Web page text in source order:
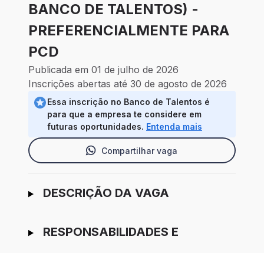
BANCO DE TALENTOS) -
PREFERENCIALMENTE PARA
PCD
Publicada em 01 de julho de 2026
Inscrições abertas até 30 de agosto de 2026
Essa inscrição no Banco de Talentos é
para que a empresa te considere em
futuras oportunidades. Entenda mais
Compartilhar vaga
Ir para candidatura
DESCRIÇÃO DA VAGA
RESPONSABILIDADES E